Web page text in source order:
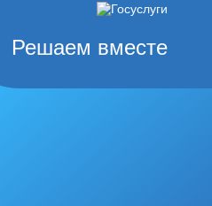
Решаем вместе